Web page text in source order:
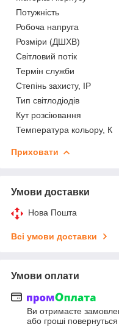
Потужність
Робоча напруга
Розміри (ДШХВ)
Світловий потік
Термін служби
Степінь захисту, IP
Тип світлодіодів
Кут розсіювання
Температура кольору, К
Приховати
Умови доставки
Нова Пошта
Всі умови доставки
Умови оплати
Ви отримаєте
або гроші